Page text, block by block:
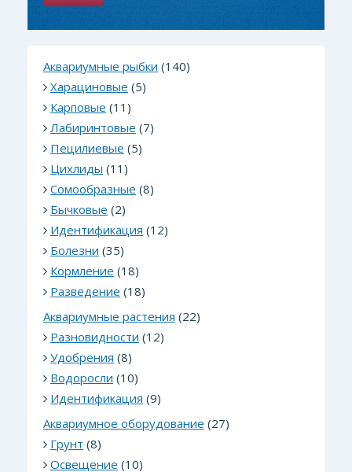
Аквариумные рыбки (140)
Харациновые (5)
Карповые (11)
Лабиринтовые (7)
Пецилиевые (5)
Цихлиды (11)
Сомообразные (8)
Бычковые (2)
Идентификация (12)
Болезни (35)
Кормление (18)
Разведение (18)
Аквариумные растения (22)
Разновидности (12)
Удобрения (8)
Водоросли (10)
Идентификация (9)
Аквариумное оборудование (27)
Грунт (8)
Освещение (10)